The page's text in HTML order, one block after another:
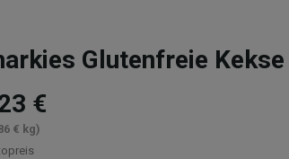
Glutenfreie
€
€ kg)